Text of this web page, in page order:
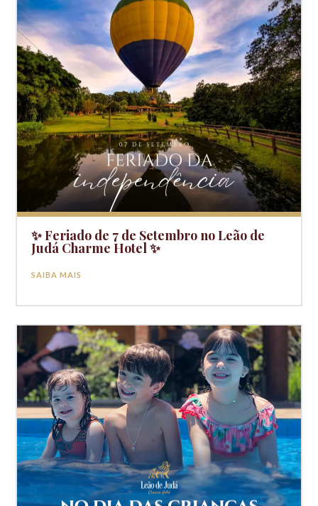
✨ Feriado de 7 de Setembro no Leão de
Judá Charme Hotel ✨
SAIBA MAIS